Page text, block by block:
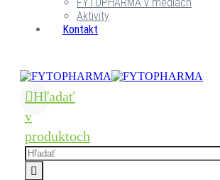
Aktivity
Kontakt
Hľadať
v
produktoch